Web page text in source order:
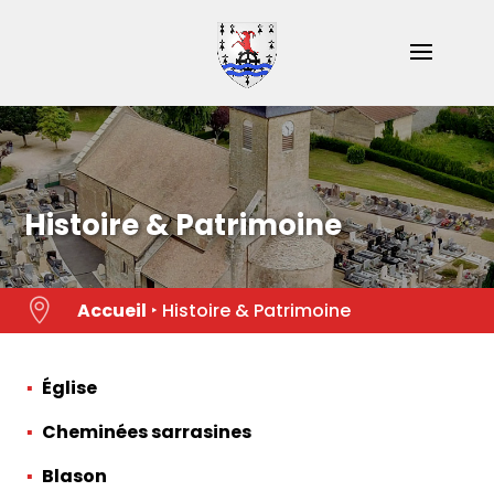
Histoire & Patrimoine
 Accueil ‣ Histoire & Patrimoine
Église
Cheminées sarrasines
Blason